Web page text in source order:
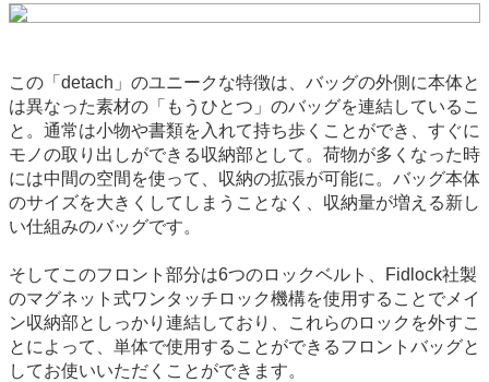
この「detach」のユニークな特徴は、バッグの外側に本体と
は異なった素材の「もうひとつ」のバッグを連結しているこ
と。通常は小物や書類を入れて持ち歩くことができ、すぐに
モノの取り出しができる収納部として。荷物が多くなった時
には中間の空間を使って、収納の拡張が可能に。バッグ本体
のサイズを大きくしてしまうことなく、収納量が増える新し
い仕組みのバッグです。
そしてこのフロント部分は6つのロックベルト、Fidlock社製
のマグネット式ワンタッチロック機構を使用することでメイ
ン収納部としっかり連結しており、これらのロックを外すこ
とによって、単体で使用することができるフロントバッグと
してお使いいただくことができます。